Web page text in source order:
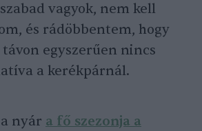
vagyok, nem kell
és rádöbbentem, hogy
távon egyszerűen nincs
a kerékpárnál.
nyár a fő szezonja a